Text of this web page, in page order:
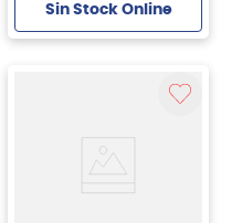
Sin Stock Online